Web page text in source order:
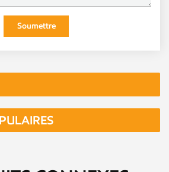
Soumettre